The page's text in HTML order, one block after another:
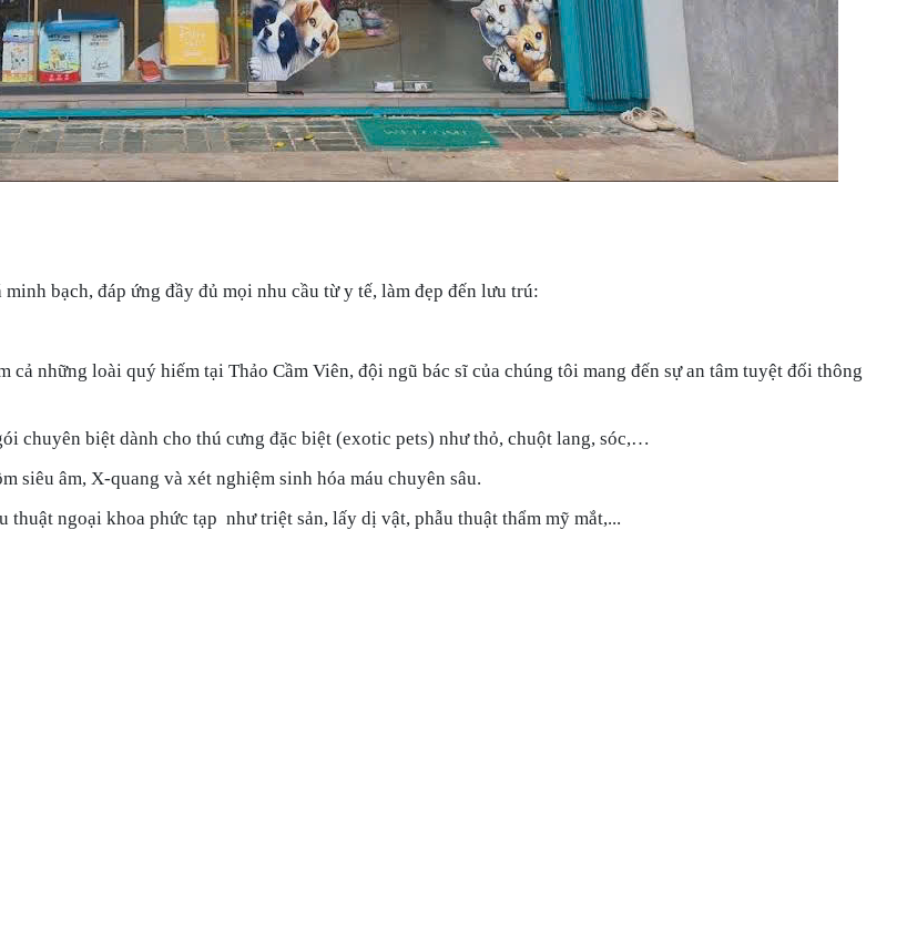
bạch, đáp ứng đầy đủ mọi nhu cầu từ y tế, làm đẹp đến lưu trú:
cả những loài quý hiếm tại Thảo Cầm Viên, đội ngũ bác sĩ của chúng tôi mang đến sự an tâm tuyệt đối thông
chuyên biệt dành cho thú cưng đặc biệt (exotic pets) như thỏ, chuột lang, sóc,…
siêu âm, X-quang và xét nghiệm sinh hóa máu chuyên sâu.
thuật ngoại khoa phức tạp như triệt sản, lấy dị vật, phẫu thuật thẩm mỹ mắt,...